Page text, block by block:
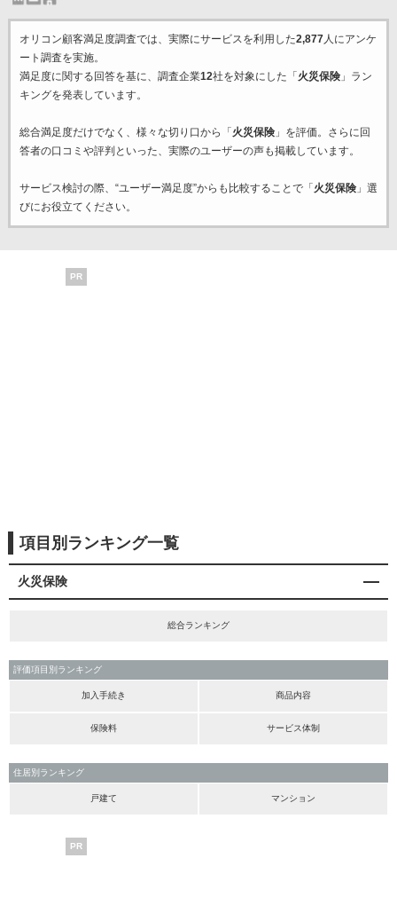
オリコン顧客満足度調査では、実際にサービスを利用した2,877人にアンケ
ート調査を実施。
満足度に関する回答を基に、調査企業12社を対象にした「 火災保険」ラン
キングを発表しています。
総合満足度だけでなく、様々な切り口から「 火災保険」を評価。さらに回
答者の口コミや評判といった、実際のユーザーの声も掲載しています。
サービス検討の際、“ユーザー満足度”からも比較することで「 火災保険」選
びにお役立てください。
PR
項目別ランキング一覧
火災保険
総合ランキング
評価項目別ランキング
加入手続き 商品内容
保険料 サービス体制
住居別ランキング
戸建て マンション
PR